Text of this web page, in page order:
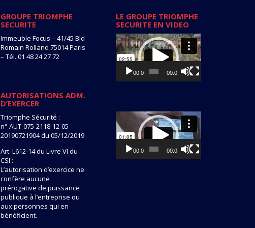
GROUPE TRIOMPHE
SECURITE
Immeuble Focus – 41/45 Bld
Romain Rolland 75014 Paris
– Tél. 01 48 24 27 72
AUTORISATIONS ADM.
D’EXERCER
Triomphe Sécurité :
n° AUT-075-2118-12-05-
20190721904 du 05/12/2019
Art. L612-14 du Livre VI du
CSI :
L’autorisation d’exercice ne
confère aucune
prérogative de puissance
publique à l’entreprise ou
aux personnes qui en
bénéficient.
LE GROUPE TRIOMPHE
SECURITE EN VIDEO
Lecteur
vidéo
00:00 00:00
Lecteur
vidéo
00:00 00:00